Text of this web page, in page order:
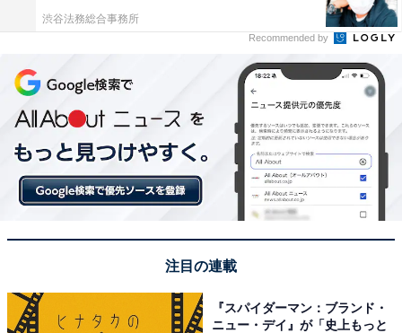
1位：バームクーヘン（クラブハリエ）／115票
1位には、クラブハリエで販売する「バームクーヘン」
が選ばれました。和菓子舗「たねや」の洋菓子部門とし
てはじまった歴史を持つクラブハリエは、これまでさま
ざまな洋菓子を製造。1973年にバームクーヘンの販売に
着手し、ふわふわでしっとりした味わいが評判となり全
国的に知名度を獲得しました。
しい香りと口当たりを実現。素材に徹底してこだわり、
常においしいバームクーヘンを販売するお店として支持
を集めています。
渋谷法務総合事務所
Recommended by
注目の連載
『スパイダーマン：ブランド・
ニュー・デイ』が「史上もっと